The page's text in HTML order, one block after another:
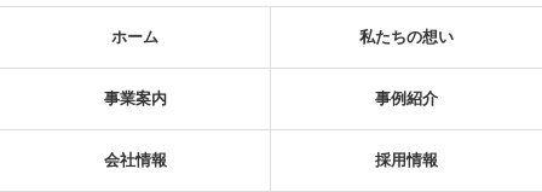
ホーム 私たちの想い
事業案内 事例紹介
会社情報 採用情報